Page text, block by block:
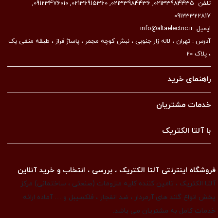
تلفن 02133984435
,
02133984436
,
02136915360
,
09123476010
,
09123322817
ایمیلinfo@altaelectric.ir
آدرس : تهران ، لاله زار جنوبی ، نبش کوچه مجمر ، پاساژ فراز ، طبقه منفی یک
، پلاک 20
راهنمای خرید
خدمات مشتریان
با آلتا الکتریک
فروشگاه اینترنتی آلتا الکتریک ، بررسی ، انتخاب و خرید آنلاین
آلتا الکتریک ، تامین کننده کلیه ملزومات (صنعتی ، ساختمانی) مرکز
پخش انواع گلند های آرمردار ، ضد انفجار ، فلکسیبل و … آماده ارائه
خدمات کامل به مشتریان می باشد.